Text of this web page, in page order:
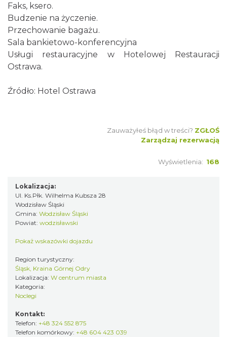
Faks, ksero.
Budzenie na życzenie.
Przechowanie bagażu.
Sala bankietowo-konferencyjna
Usługi restauracyjne w Hotelowej Restauracji
Ostrawa.
Źródło: Hotel Ostrawa
Zauważyłeś błąd w treści? ZGŁOŚ
Zarządzaj rezerwacją
Wyświetlenia: 168
Lokalizacja:
Ul. Ks.Płk. Wilhelma Kubsza 28
Wodzisław Śląski
Gmina: Wodzisław Śląski
Powiat: wodzisławski
Pokaż wskazówki dojazdu
Region turystyczny:
Śląsk, Kraina Górnej Odry
Lokalizacja: W centrum miasta
Kategoria:
Noclegi
Kontakt:
Telefon: +48 324 552 875
Telefon komórkowy: +48 604 423 039